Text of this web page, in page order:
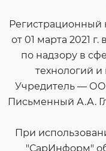
от 01 марта 2021
по надзору в
технологий
Учредитель —
Письменный А.А.
При
"СарИнформ"